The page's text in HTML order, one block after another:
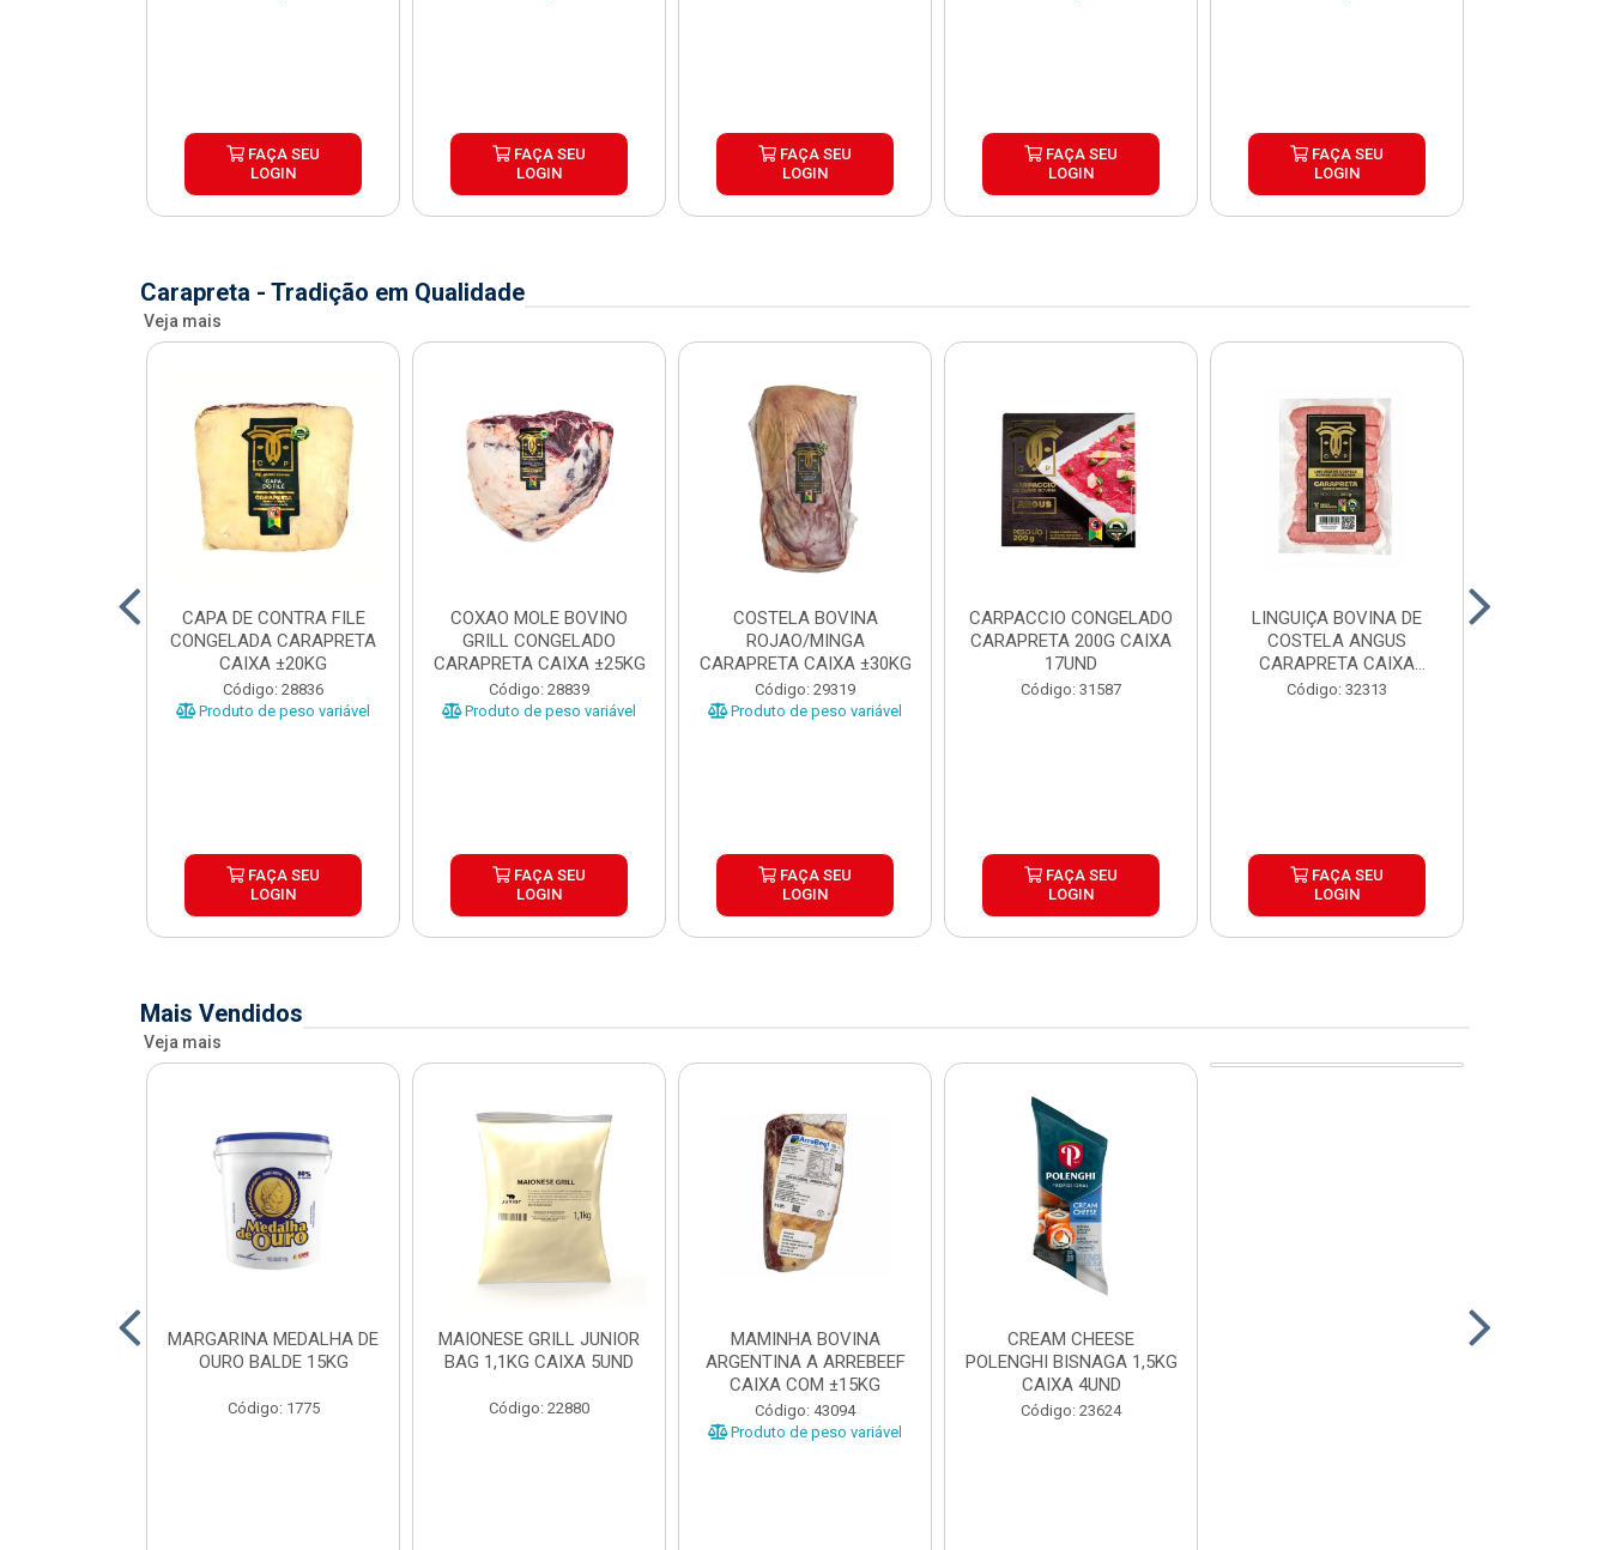
FAÇA SEU
LOGIN
FAÇA SEU
LOGIN
FAÇA SEU
LOGIN
FAÇA SEU
LOGIN
FAÇA SEU
LOGIN
Carapreta - Tradição em Qualidade
Veja mais
CAPA DE CONTRA FILE
CONGELADA CARAPRETA
CAIXA ±20KG
Código: 28836
Produto de peso variável
FAÇA SEU
LOGIN
COXAO MOLE BOVINO
GRILL CONGELADO
CARAPRETA CAIXA ±25KG
Código: 28839
Produto de peso variável
FAÇA SEU
LOGIN
COSTELA BOVINA
ROJAO/MINGA
CARAPRETA CAIXA ±30KG
Código: 29319
Produto de peso variável
FAÇA SEU
LOGIN
CARPACCIO CONGELADO
CARAPRETA 200G CAIXA
17UND
Código: 31587
FAÇA SEU
LOGIN
LINGUIÇA BOVINA DE
COSTELA ANGUS
CARAPRETA CAIXA
24X300G
Código: 32313
FAÇA SEU
LOGIN
Mais Vendidos
Veja mais
MARGARINA MEDALHA DE
OURO BALDE 15KG
Código: 1775
MAIONESE GRILL JUNIOR
BAG 1,1KG CAIXA 5UND
Código: 22880
MAMINHA BOVINA
ARGENTINA A ARREBEEF
CAIXA COM ±15KG
Código: 43094
Produto de peso variável
CREAM CHEESE
POLENGHI BISNAGA 1,5KG
CAIXA 4UND
Código: 23624